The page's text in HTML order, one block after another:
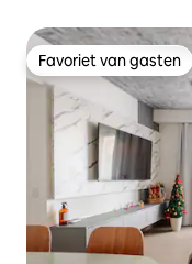
Favoriet van gasten
Favoriet van gasten